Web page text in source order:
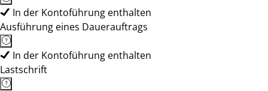
In der Kontoführung enthalten
Ausführung eines Dauerauftrags
In der Kontoführung enthalten
Lastschrift